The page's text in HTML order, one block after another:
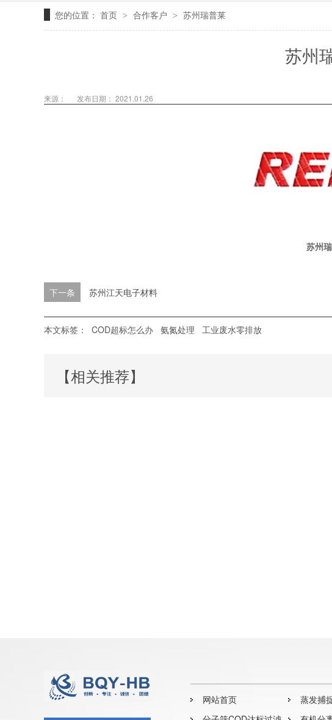
您的位置： 首页 > 合作客户 > 苏州瑞普莱
苏州
来源： 发布日期： 2021.01.26
苏州
下一条 苏州江天电子材料
本文标签： COD超标怎么办 氨氮处理 工业废水零排放
【相关推荐】
网站首页 蒸发捕